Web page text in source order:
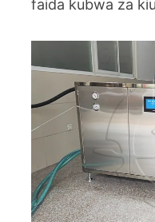
faida kubwa za